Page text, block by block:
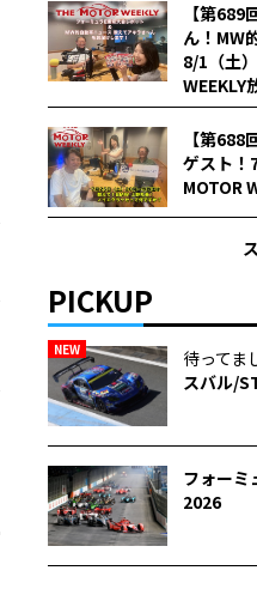
【第689
ん！MW
8/1（土
WEEKLY
【第
ゲスト！
MOTOR
PICKUP
NEW
待ってま
スバル/
フォーミ
2026